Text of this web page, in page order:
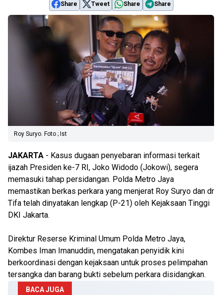
Share Tweet Share Share
Roy Suryo. Foto ; Ist
JAKARTA - Kasus dugaan penyebaran informasi terkait
ijazah Presiden ke-7 RI, Joko Widodo (Jokowi), segera
memasuki tahap persidangan. Polda Metro Jaya
memastikan berkas perkara yang menjerat Roy Suryo dan dr
Tifa telah dinyatakan lengkap (P-21) oleh Kejaksaan Tinggi
DKI Jakarta.
Direktur Reserse Kriminal Umum Polda Metro Jaya,
Kombes Iman Imanuddin, mengatakan penyidik kini
berkoordinasi dengan kejaksaan untuk proses pelimpahan
tersangka dan barang bukti sebelum perkara disidangkan.
BACA JUGA